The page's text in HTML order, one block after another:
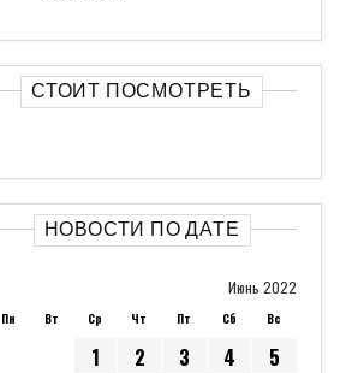
СТОИТ ПОСМОТРЕТЬ
НОВОСТИ ПО ДАТЕ
Июнь 2022
Пн Вт Ср Чт Пт Сб Вс
1 2 3 4
5